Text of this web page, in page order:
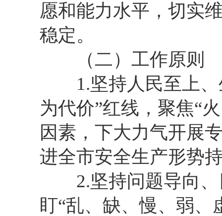
愿和能力水平，切实
稳定。
（二）工作原则
1.坚持人民至上、
为代价”红线，聚焦“
因素，下大力气开展
进全市安全生产形势
2.坚持问题导向、
盯“乱、缺、慢、弱